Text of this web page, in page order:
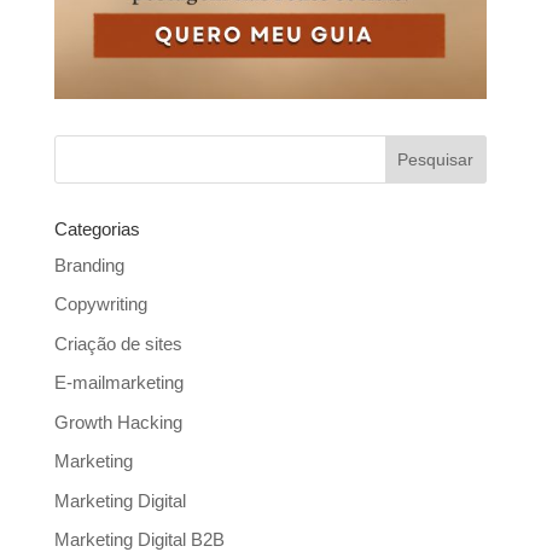
Categorias
Branding
Copywriting
Criação de sites
E-mailmarketing
Growth Hacking
Marketing
Marketing Digital
Marketing Digital B2B